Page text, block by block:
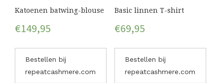
Katoenen batwing-blouse
€149,95
Bestellen bij
repeatcashmere.com
Basic linnen T-shirt
€69,95
Bestellen bij
repeatcashmere.com